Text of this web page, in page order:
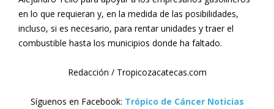
en lo que requieran y, en la medida de las posibilidades,
incluso, si es necesario, para rentar unidades y traer el
combustible hasta los municipios donde ha faltado.
Redacción / Tropicozacatecas.com
Síguenos en Facebook: Trópico de Cáncer Noticias